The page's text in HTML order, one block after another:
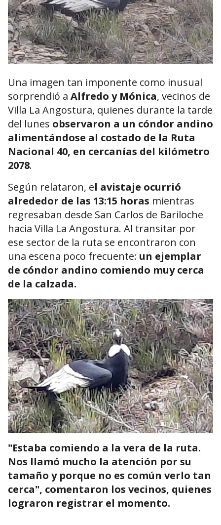
Una imagen tan imponente como inusual
sorprendió a Alfredo y Mónica, vecinos de
Villa La Angostura, quienes durante la tarde
del lunes observaron a un cóndor andino
alimentándose al costado de la Ruta
Nacional 40, en cercanías del kilómetro
2078.
Según relataron, el avistaje ocurrió
alrededor de las 13:15 horas mientras
regresaban desde San Carlos de Bariloche
hacia Villa La Angostura. Al transitar por
ese sector de la ruta se encontraron con
una escena poco frecuente: un ejemplar
de cóndor andino comiendo muy cerca
de la calzada.
"Estaba comiendo a la vera de la ruta.
Nos llamó mucho la atención por su
tamaño y porque no es común verlo tan
cerca", comentaron los vecinos, quienes
lograron registrar el momento.